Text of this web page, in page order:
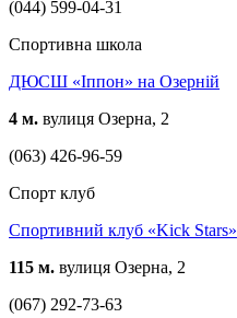
(044) 599-04-31
Спортивна школа
ДЮСШ «Іппон» на Озерній
4 м. вулиця Озерна, 2
(063) 426-96-59
Спорт клуб
Спортивний клуб «Kick Stars»
115 м. вулиця Озерна, 2
(067) 292-73-63